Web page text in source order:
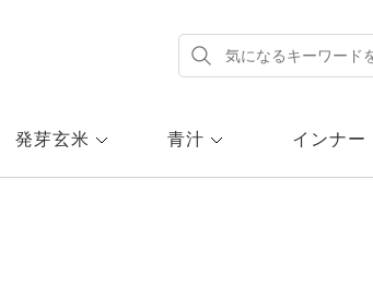
発芽玄米 青汁 インナー